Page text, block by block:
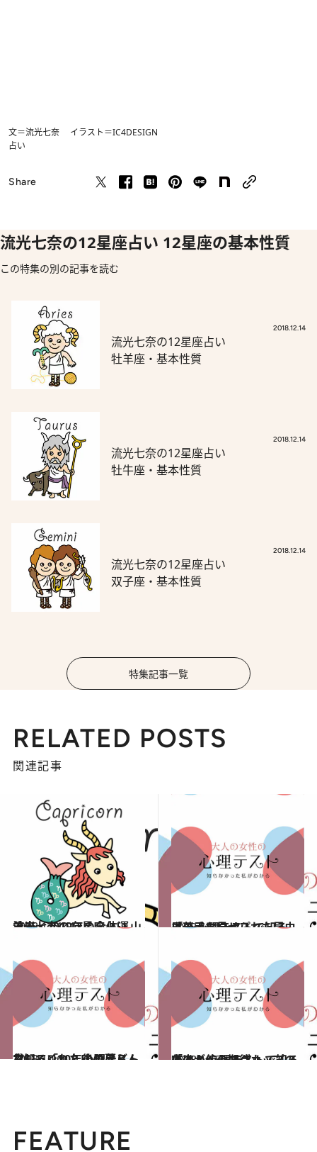
文＝流光七奈 イラスト＝IC4DESIGN
占い
Share
流光七奈の12星座占い 12星座の基本性質
この特集の別の記事を読む
2018.12.14
流光七奈の12星座占い
牡羊座・基本性質
2018.12.14
流光七奈の12星座占い
牡牛座・基本性質
2018.12.14
流光七奈の12星座占い
双子座・基本性質
特集記事一覧
RELATED POSTS
関連記事
2018.12.14
流光七奈の12星座占い 山羊座・2019年の全体運
占い 2018.10.12
男の子に見せられた昆虫は？ 心理テストで知る「苦手なタイプ」
占い
2018.10.6
貸してくれたDVDはどんなジャンル？ 心理テストで知る「10年後の暮らし」
占い 2018.10.5
恋人が使うマグカップの色は？ 心理テストで知る「恋人への期待」
占い
FEATURE